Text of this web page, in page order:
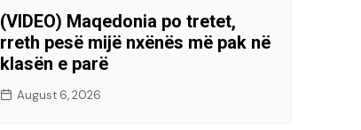
(VIDEO) Maqedonia po tretet,
rreth pesë mijë nxënës më pak në
klasën e parë
August 6, 2026